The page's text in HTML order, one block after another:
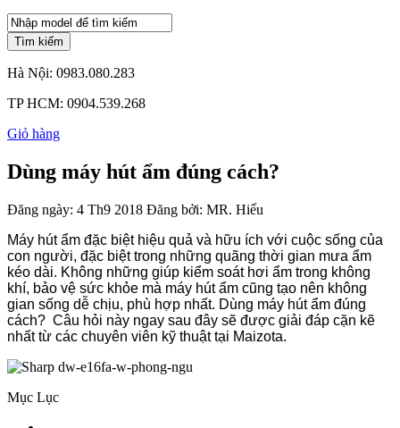
Tìm kiếm
Hà Nội: 0983.080.283
TP HCM: 0904.539.268
Giỏ hàng
Dùng máy hút ẩm đúng cách?
Đăng ngày: 4 Th9 2018 Đăng bởi: MR. Hiếu
Máy hút ẩm đặc biệt hiệu quả và hữu ích với cuộc sống của
con người, đặc biệt trong những quãng thời gian mưa ẩm
kéo dài. Không những giúp kiểm soát hơi ẩm trong không
khí, bảo vệ sức khỏe mà máy hút ẩm cũng tạo nên không
gian sống dễ chịu, phù hợp nhất. Dùng máy hút ẩm đúng
cách? Câu hỏi này ngay sau đây sẽ được giải đáp cặn kẽ
nhất từ các chuyên viên kỹ thuật tại Maizota.
Mục Lục